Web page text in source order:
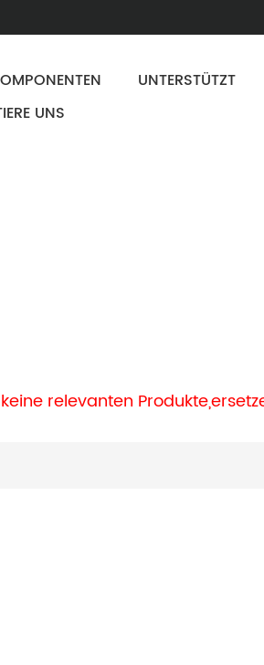
UNTERSTÜTZT
UNS
relevanten